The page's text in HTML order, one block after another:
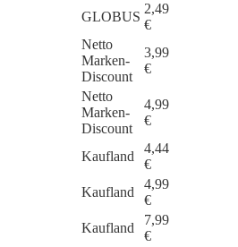
GLOBUS
2,49
€
Netto
Marken-
Discount
3,99
€
Netto
Marken-
Discount
4,99
€
Kaufland
4,44
€
Kaufland
4,99
€
Kaufland
7,99
€